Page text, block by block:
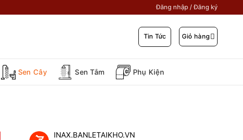
Đăng nhập / Đăng ký
Tin Tức Giỏ hàng
Sen Cây Sen Tắm Phụ Kiện
INAX.BANLETAIKHO.VN